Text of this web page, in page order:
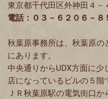
東京都千代田区外神田４
電話：０３－６２０６－８
秋葉原事務所は、秋葉原の
にあります。
中央通りからUDX方面に
店になっているビルの５階
ＪＲ秋葉原駅の電気街口